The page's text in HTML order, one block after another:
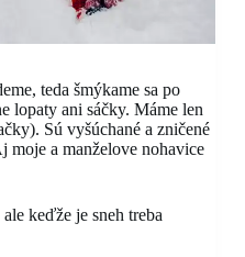
teda šmýkame sa po
lopaty ani sáčky. Máme len
Sú vyšúchané a zničené
moje a manželove nohavice
keďže je sneh treba